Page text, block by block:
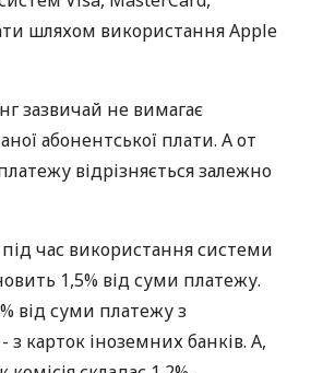
шляхом використання Apple
зазвичай не вимагає
абонентської плати. А от
відрізняється залежно
час використання системи
1,5% від суми платежу.
від суми платежу з
з карток іноземних банків. А,